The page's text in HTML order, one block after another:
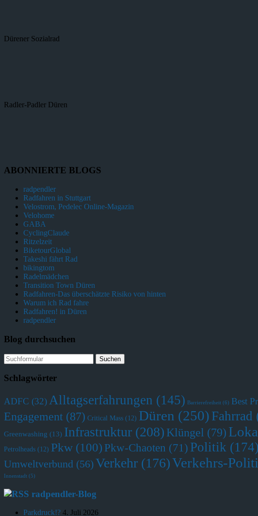
Dürener Sozialrad
Radler-Padler Düren
ABONNIERTE BLOGS
radpendler
Radfahren in Stuttgart
Velostrom, Pedelec Online-Magazin
Velohome
GABA
CyclingClaude
Ritzelzeit
BiketourGlobal
Takeshi fährt Rad
bikingtom
Radelmädchen
Transition Town Düren
Radfahren-Das überschätzte Risiko von hinten
Warum ich Rad fahre
Radfahren! in Düren
radpendler
Blog durchsuchen
Schlagwörter
ADFC (32)Alltagserfahrungen (145) Barrierefreiheit (6) Best
Engagement (87) Critical Mass (12) Düren (250) Fahrrad
Greenwashing (13) Infrastruktur (208) Klüngel (79)
Petrolheads (12) Pkw (100) Pkw-Chaoten (71) Politik (174)
Umweltverbund (56)Verkehr (176)Verkehrs-
Innenstadt (5)
radpendler-Blog
Parkdruck!? 4. Juli 2026